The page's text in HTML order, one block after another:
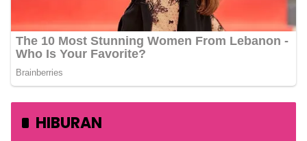
HIBURAN